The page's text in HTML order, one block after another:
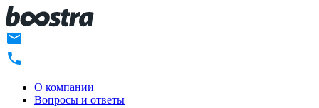
О компании
Вопросы и ответы